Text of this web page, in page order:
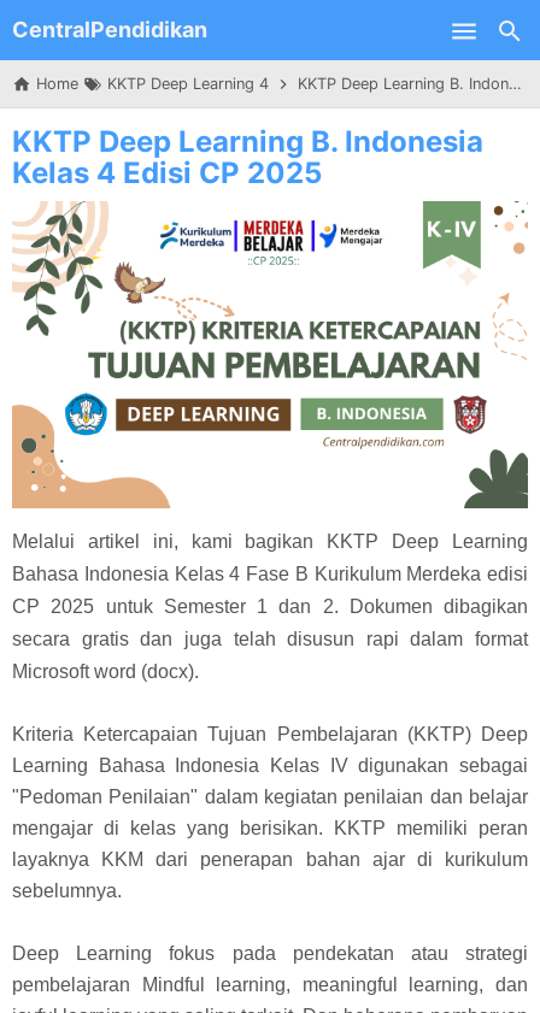
Skip to main content
CentralPendidikan
Home KKTP Deep Learning 4 KKTP Deep Learning B. Indonesia Kelas 4 Edisi CP 2025
KKTP Deep Learning B. Indonesia
Kelas 4 Edisi CP 2025
Melalui artikel ini, kami bagikan KKTP Deep Learning
Bahasa Indonesia Kelas 4 Fase B Kurikulum Merdeka edisi
CP 2025 untuk Semester 1 dan 2. Dokumen dibagikan
secara gratis dan juga telah disusun rapi dalam format
Microsoft word (docx).
Kriteria Ketercapaian Tujuan Pembelajaran (KKTP) Deep
Learning Bahasa Indonesia Kelas IV digunakan sebagai
"Pedoman Penilaian" dalam kegiatan penilaian dan belajar
mengajar di kelas yang berisikan. KKTP memiliki peran
layaknya KKM dari penerapan bahan ajar di kurikulum
sebelumnya.
Deep Learning fokus pada pendekatan atau strategi
pembelajaran Mindful learning, meaningful learning, dan